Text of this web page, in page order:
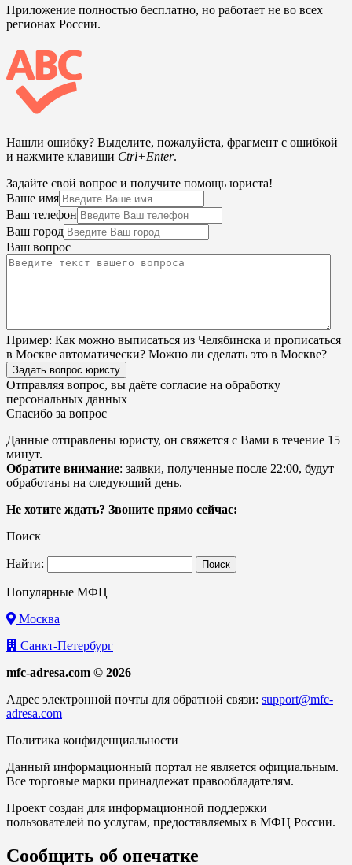
Приложение полностью бесплатно, но работает не во всех
регионах России.
Нашли ошибку? Выделите, пожалуйста, фрагмент с ошибкой
и нажмите клавиши Ctrl+Enter.
Задайте свой вопрос и получите помощь юриста!
Ваше имя
Ваш телефон
Ваш город
Ваш вопрос
Пример: Как можно выписаться из Челябинска и прописаться
в Москве автоматически? Можно ли сделать это в Москве?
Задать вопрос юристу
Отправляя вопрос, вы даёте согласие на обработку
персональных данных
Спасибо за вопрос
Данные отправлены юристу, он свяжется с Вами в течение 15
минут.
Обратите внимание: заявки, полученные после 22:00, будут
обработаны на следующий день.
Не хотите ждать? Звоните прямо сейчас:
Поиск
Найти:
Популярные МФЦ
Москва
Санкт-Петербург
mfc-adresa.com © 2026
Адрес электронной почты для обратной связи: support@mfc-
adresa.com
Политика конфиденциальности
Данный информационный портал не является официальным.
Все торговые марки принадлежат правообладателям.
Проект создан для информационной поддержки
пользователей по услугам, предоставляемых в МФЦ России.
Сообщить об опечатке